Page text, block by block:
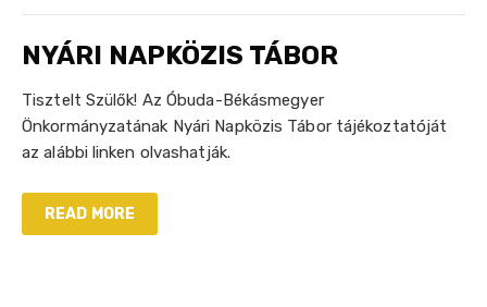
NYÁRI NAPKÖZIS TÁBOR
Tisztelt Szülők! Az Óbuda-Békásmegyer
Önkormányzatának Nyári Napközis Tábor tájékoztatóját
az alábbi linken olvashatják.
READ MORE